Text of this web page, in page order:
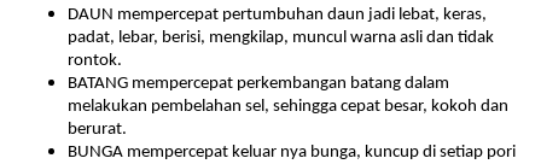
DAUN mempercepat pertumbuhan daun jadi lebat, keras,
padat, lebar, berisi, mengkilap, muncul warna asli dan tidak
rontok.
BATANG mempercepat perkembangan batang dalam
melakukan pembelahan sel, sehingga cepat besar, kokoh dan
berurat.
BUNGA mempercepat keluar nya bunga, kuncup di setiap pori